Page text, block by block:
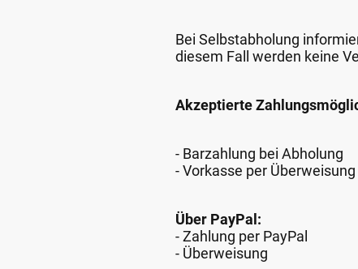
Bei Selbstabholung
diesem Fall werden keine
Akzeptierte
- Barzahlung bei Abholung
- Vorkasse per Überweisung
Über PayPal:
- Zahlung per PayPal
- Überweisung